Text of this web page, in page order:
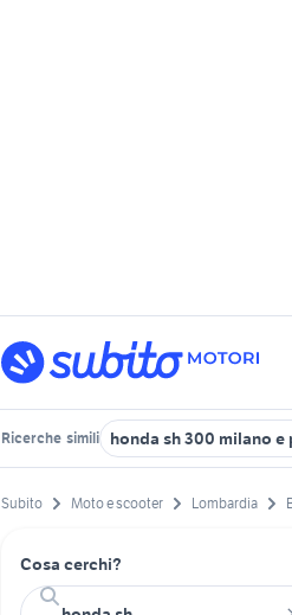
Ricerche simili honda sh 300 milano
Subito Moto e scooter Lombardia
Cosa cerchi?